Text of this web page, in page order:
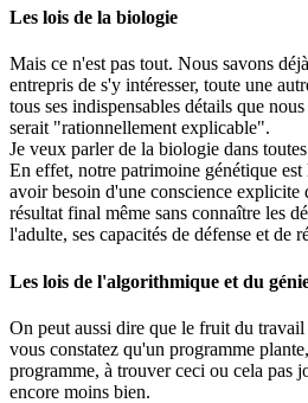
Les lois de la biologie
Mais ce n'est pas tout. Nous savons
entrepris de s'y intéresser, toute une
tous ses indispensables détails que
serait "rationnellement explicable".
Je veux parler de la biologie dans
En effet, notre patrimoine génétique
avoir besoin d'une conscience explicite
résultat final même sans connaître les
l'adulte, ses capacités de défense et de
Les lois de l'algorithmique et du
On peut aussi dire que le fruit du
vous constatez qu'un programme
programme, à trouver ceci ou cela pas
encore moins bien.